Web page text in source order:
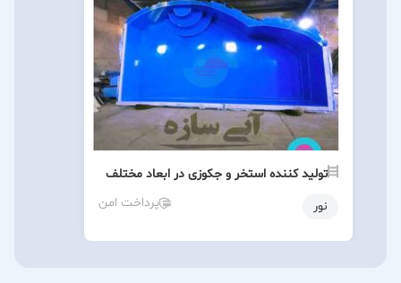
تولید کننده استخر و جکوزی در ابعاد مختلف
نور
پرداخت امن